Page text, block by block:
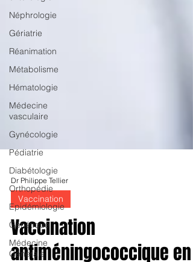
Néphrologie
Gériatrie
Réanimation
Métabolisme
Hématologie
Médecine
vasculaire
Gynécologie
Pédiatrie
Diabétologie
Orthopédie
Epidémiologie
Génétique
Médecine
Générale
Dr Philippe Tellier
Vaccination